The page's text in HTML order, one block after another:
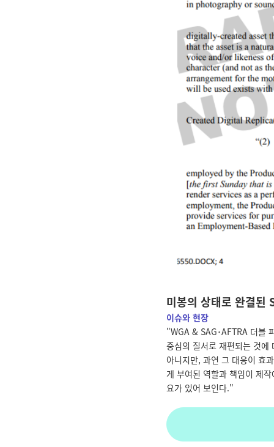
미봉의 상태로 완결된
이슈와 현장
"WGA & SAG･AFTRA 더블
중심의 질서로 재편되는 것에
아니지만, 과연 그 대응이 효
게 부여된 역할과 책임이 제
요가 있어 보인다."